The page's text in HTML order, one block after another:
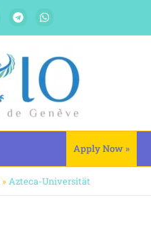
Apply Now »
» Azteca-Universität